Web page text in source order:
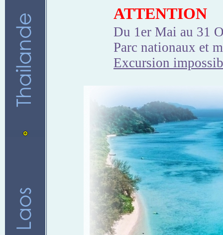
ATTENTION
Du 1er Mai au 31
Parc nationaux et
Excursion